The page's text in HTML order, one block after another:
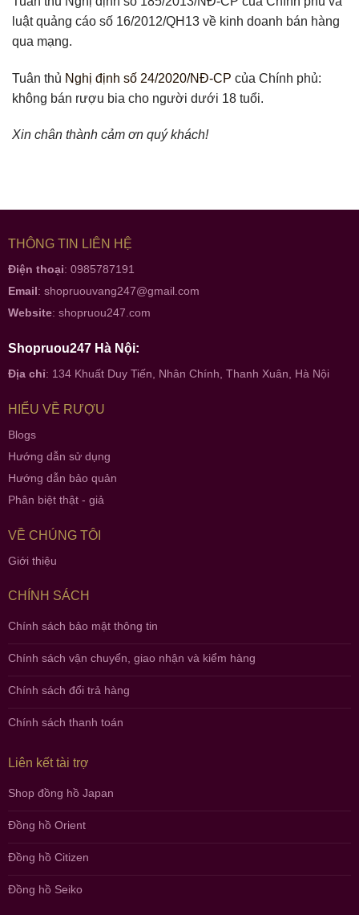
luật quảng cáo số 16/2012/QH13 về kinh doanh bán hàng
qua mạng.
Tuân thủ Nghị định số 24/2020/NĐ-CP của Chính phủ:
không bán rượu bia cho người dưới 18 tuổi.
Xin chân thành cảm ơn quý khách!
THÔNG TIN LIÊN HỆ
Điện thoại: 0985787191
Email: shopruouvang247@gmail.com
Website: shopruou247.com
Shopruou247 Hà Nội:
Địa chỉ: 134 Khuất Duy Tiến, Nhân Chính, Thanh Xuân, Hà Nội
HIỂU VỀ RƯỢU
Blogs
Hướng dẫn sử dụng
Hướng dẫn bảo quản
Phân biệt thật - giả
VỀ CHÚNG TÔI
Giới thiệu
CHÍNH SÁCH
Chính sách bảo mật thông tin
Chính sách vận chuyển, giao nhận và kiểm hàng
Chính sách đổi trả hàng
Chính sách thanh toán
Liên kết tài trợ
Shop đồng hồ Japan
Đồng hồ Orient
Đồng hồ Citizen
Đồng hồ Seiko